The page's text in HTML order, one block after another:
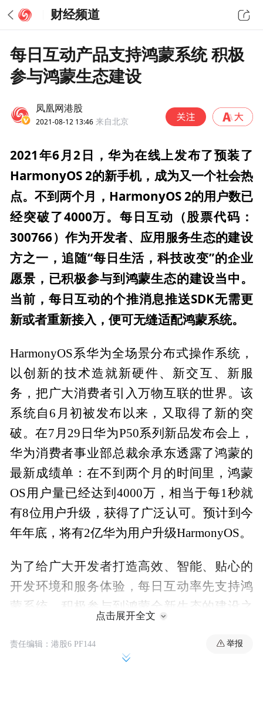
财经频道
每日互动产品支持鸿蒙系统 积极
参与鸿蒙生态建设
凤凰网港股
2021-08-12 13:46 来自北京
2021年6月2日，华为在线上发布了预装了
HarmonyOS 2的新手机，成为又一个社会热
点。不到两个月，HarmonyOS 2的用户数已
经突破了4000万。每日互动（股票代码：
300766）作为开发者、应用服务生态的建设
方之一，追随“每日生活，科技改变”的企业
愿景，已积极参与到鸿蒙生态的建设当中。
当前，每日互动的个推消息推送SDK无需更
新或者重新接入，便可无缝适配鸿蒙系统。
HarmonyOS系华为全场景分布式操作系统，
以创新的技术造就新硬件、新交互、新服
务，把广大消费者引入万物互联的世界。该
系统自6月初被发布以来，又取得了新的突
破。在7月29日华为P50系列新品发布会上，
华为消费者事业部总裁余承东透露了鸿蒙的
最新成绩单：在不到两个月的时间里，鸿蒙
OS用户量已经达到4000万，相当于每1秒就
有8位用户升级，获得了广泛认可。预计到今
年年底，将有2亿华为用户升级HarmonyOS。
为了给广大开发者打造高效、智能、贴心的
开发环境和服务体验，每日互动率先支持鸿
蒙系统，积极参与到鸿蒙全新生态的建设之
当前，每日互动的个推消息推送SDK无
需更新或者重新接入，便可无缝适配鸿蒙系
点击展开全文
责任编辑：港股6 PF144 举报